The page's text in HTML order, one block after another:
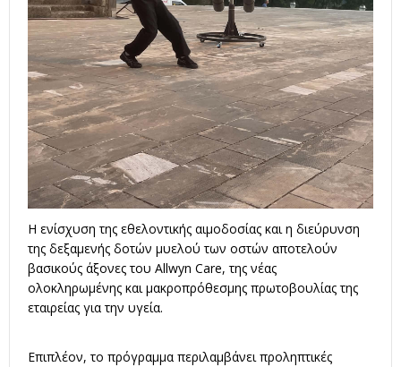
Η ενίσχυση της εθελοντικής αιμοδοσίας και η διεύρυνση
της δεξαμενής δοτών μυελού των οστών αποτελούν
βασικούς άξονες του Allwyn Care, της νέας
ολοκληρωμένης και μακροπρόθεσμης πρωτοβουλίας της
εταιρείας για την υγεία.
Επιπλέον, το πρόγραμμα περιλαμβάνει προληπτικές